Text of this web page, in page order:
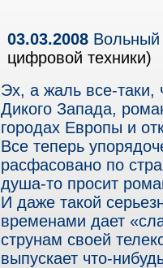
03.03.2008 Вольный
цифровой техники)
Эх, а жаль все-таки,
Дикого Запада,
городах Европы и
Все теперь
расфасовано по
душа-то просит
И даже такой
временами дает
струнам своей
выпускает что-